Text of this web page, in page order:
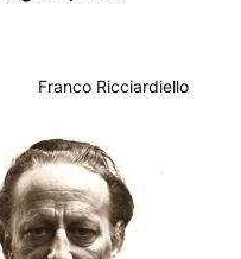
Franco Ricciardiello